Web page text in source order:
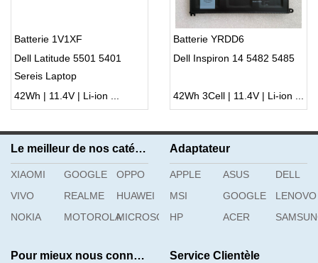
Batterie 1V1XF
Dell Latitude 5501 5401
Sereis Laptop
42Wh | 11.4V | Li-ion ...
Batterie YRDD6
Dell Inspiron 14 5482 5485
42Wh 3Cell | 11.4V | Li-ion ...
Le meilleur de nos catégories
XIAOMI GOOGLE
OPPO
VIVO
REALME
HUAWEI
NOKIA
MOTOROLAMICROSOFT
Adaptateur
APPLE ASUS
DELL
MSI
GOOGLE
LENOVO
HP
ACER
Pour mieux nous connaître Service Clientèle